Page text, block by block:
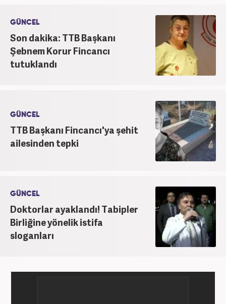
stajını tamamladıktan sonra Medya Takip
Merkezi'nde 3 yıl boyunca Gündem, Siyaset, Spor,
Ekonomi kategorilerinde haber ve SEO içerikleriyle
birlikte galeri ve video hazırladı. 2019'un Şubat
ayından bu yana ise Haber7.com'da Gündem Editörü
olarak habercilik kariyerine devam etmektedir.
GÜNCEL
Son dakika: TTB Başkanı
Şebnem Korur Fincancı
tutuklandı
GÜNCEL
TTB Başkanı Fincancı'ya şehit
ailesinden tepki
GÜNCEL
Doktorlar ayaklandı! Tabipler
Birliğine yönelik istifa
sloganları